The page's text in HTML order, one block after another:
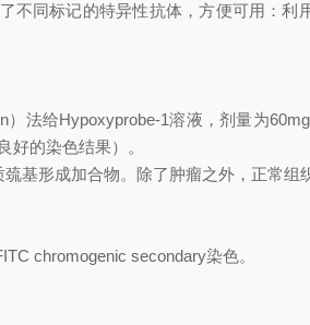
不同标记的特异性抗体，方便可用：利
法给Hypoxyprobe-1溶液，剂量为
的染色结果）。
基形成加合物。除了肿瘤之外，正常组
chromogenic secondary染色。